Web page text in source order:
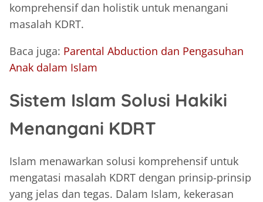
komprehensif dan holistik untuk menangani
masalah KDRT.
Baca juga: Parental Abduction dan Pengasuhan
Anak dalam Islam
Sistem Islam Solusi Hakiki
Menangani KDRT
Islam menawarkan solusi komprehensif untuk
mengatasi masalah KDRT dengan prinsip-prinsip
yang jelas dan tegas. Dalam Islam, kekerasan